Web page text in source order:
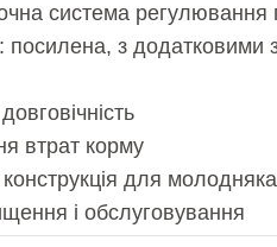
система регулювання
посилена, з
довговічність
втрат корму
для молодняка
і обслуговування